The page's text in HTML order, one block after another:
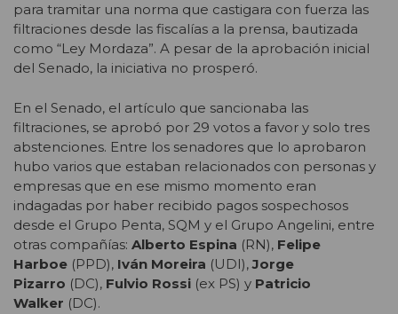
para tramitar una norma que castigara con fuerza las
filtraciones desde las fiscalías a la prensa, bautizada
como “Ley Mordaza”. A pesar de la aprobación inicial
del Senado, la iniciativa no prosperó.
En el Senado, el artículo que sancionaba las
filtraciones, se aprobó por 29 votos a favor y solo tres
abstenciones. Entre los senadores que lo aprobaron
hubo varios que estaban relacionados con personas y
empresas que en ese mismo momento eran
indagadas por haber recibido pagos sospechosos
desde el Grupo Penta, SQM y el Grupo Angelini, entre
otras compañías: Alberto Espina (RN), Felipe
Harboe (PPD), Iván Moreira (UDI),Jorge
Pizarro (DC), Fulvio Rossi (ex PS) y Patricio
Walker (DC).